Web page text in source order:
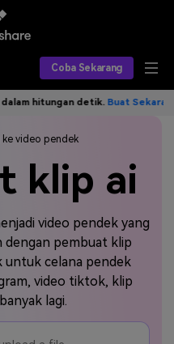
Coba Sekarang
Apa yang Baru
detik.Buat Sekarang>>
klip ai
video pendek yang
dengan pembuat klip
untuk celana pendek
video tiktok, klip
lagi.
video pendek